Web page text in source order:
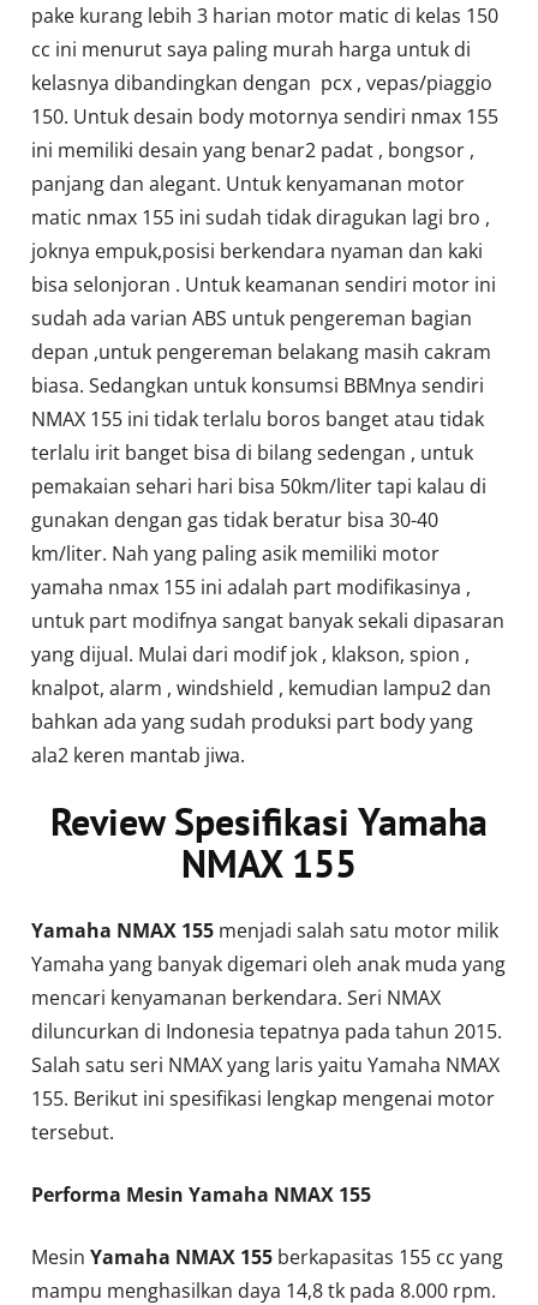
pake kurang lebih 3 harian motor matic di kelas 150
cc ini menurut saya paling murah harga untuk di
kelasnya dibandingkan dengan pcx , vepas/piaggio
150. Untuk desain body motornya sendiri nmax 155
ini memiliki desain yang benar2 padat , bongsor ,
panjang dan alegant. Untuk kenyamanan motor
matic nmax 155 ini sudah tidak diragukan lagi bro ,
joknya empuk,posisi berkendara nyaman dan kaki
bisa selonjoran . Untuk keamanan sendiri motor ini
sudah ada varian ABS untuk pengereman bagian
depan ,untuk pengereman belakang masih cakram
biasa. Sedangkan untuk konsumsi BBMnya sendiri
NMAX 155 ini tidak terlalu boros banget atau tidak
terlalu irit banget bisa di bilang sedengan , untuk
pemakaian sehari hari bisa 50km/liter tapi kalau di
gunakan dengan gas tidak beratur bisa 30-40
km/liter. Nah yang paling asik memiliki motor
yamaha nmax 155 ini adalah part modifikasinya ,
untuk part modifnya sangat banyak sekali dipasaran
yang dijual. Mulai dari modif jok , klakson, spion ,
knalpot, alarm , windshield , kemudian lampu2 dan
bahkan ada yang sudah produksi part body yang
ala2 keren mantab jiwa.
ReviewSpesifikasi Yamaha
NMAX 155
Yamaha NMAX 155 menjadi salah satu motor milik
Yamaha yang banyak digemari oleh anak muda yang
mencari kenyamanan berkendara. Seri NMAX
diluncurkan di Indonesia tepatnya pada tahun 2015.
Salah satu seri NMAX yang laris yaitu Yamaha NMAX
155. Berikut ini spesifikasi lengkap mengenai motor
tersebut.
Performa Mesin Yamaha NMAX 155
MesinYamaha NMAX 155 berkapasitas 155 cc yang
mampu menghasilkan daya 14,8 tk pada 8.000 rpm.